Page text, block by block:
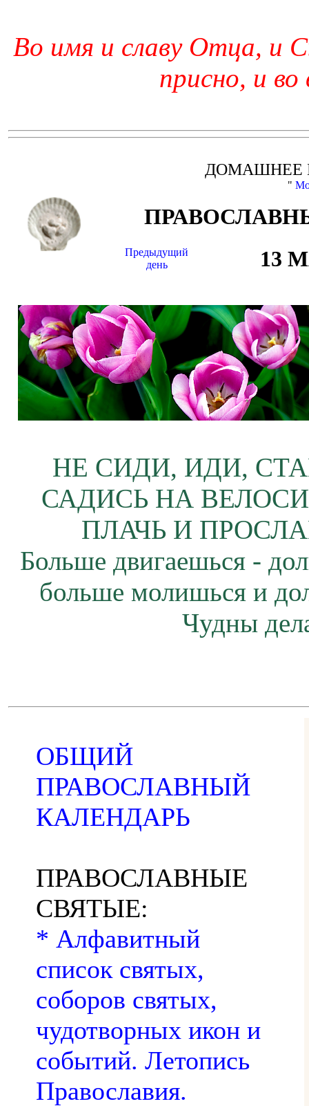
Во имя и славу Отца, и
присно, и во
ДОМАШНЕЕ
"
Предыдущий
день
13
НЕ СИДИ, ИДИ,
САДИСЬ НА
ПЛАЧЬ И
Больше двигаешься -
больше молишься и
Чудны
ОБЩИЙ
ПРАВОСЛАВНЫЙ
КАЛЕНДАРЬ
ПРАВОСЛАВНЫЕ
СВЯТЫЕ:
* Алфавитный
список святых,
соборов святых,
чудотворных икон и
событий. Летопись
Православия.